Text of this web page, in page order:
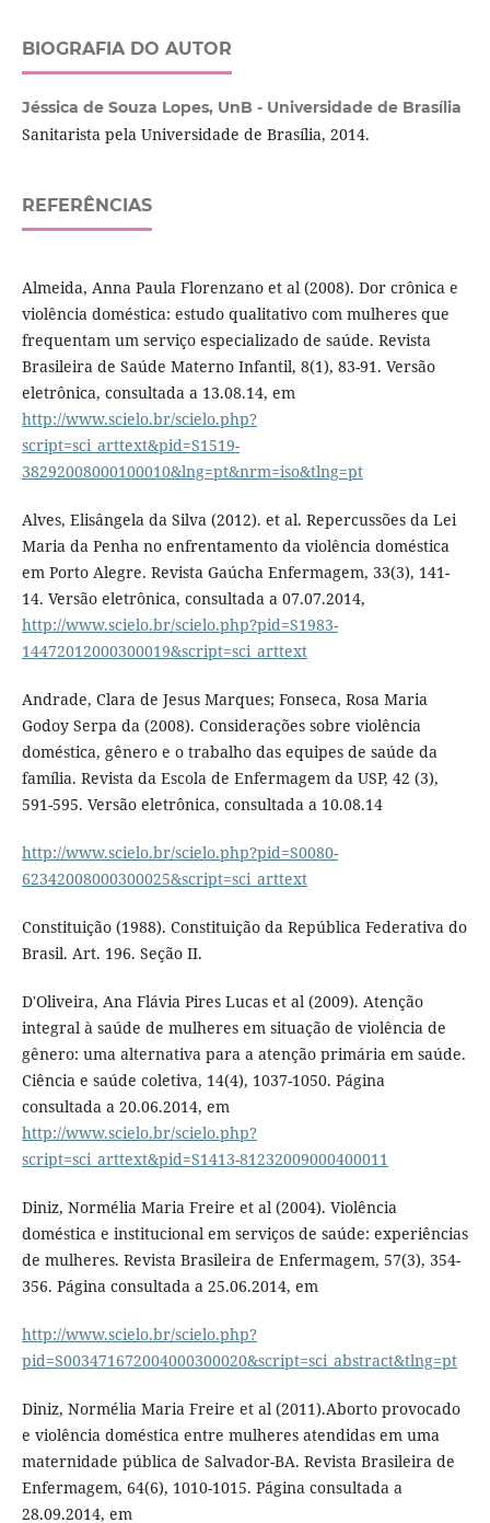
BIOGRAFIA DO AUTOR
Jéssica de Souza Lopes, UnB - Universidade de Brasília
Sanitarista pela Universidade de Brasília, 2014.
REFERÊNCIAS
Almeida, Anna Paula Florenzano et al (2008). Dor crônica e
violência doméstica: estudo qualitativo com mulheres que
frequentam um serviço especializado de saúde. Revista
Brasileira de Saúde Materno Infantil, 8(1), 83-91. Versão
eletrônica, consultada a 13.08.14, em
http://www.scielo.br/scielo.php?
script=sci_arttext&pid=S1519-
38292008000100010&lng=pt&nrm=iso&tlng=pt
Alves, Elisângela da Silva (2012). et al. Repercussões da Lei
Maria da Penha no enfrentamento da violência doméstica
em Porto Alegre. Revista Gaúcha Enfermagem, 33(3), 141-
14. Versão eletrônica, consultada a 07.07.2014,
http://www.scielo.br/scielo.php?pid=S1983-
14472012000300019&script=sci_arttext
Andrade, Clara de Jesus Marques; Fonseca, Rosa Maria
Godoy Serpa da (2008). Considerações sobre violência
doméstica, gênero e o trabalho das equipes de saúde da
família. Revista da Escola de Enfermagem da USP, 42 (3),
591-595. Versão eletrônica, consultada a 10.08.14
http://www.scielo.br/scielo.php?pid=S0080-
62342008000300025&script=sci_arttext
Constituição (1988). Constituição da República Federativa do
Brasil. Art. 196. Seção II.
D'Oliveira, Ana Flávia Pires Lucas et al (2009). Atenção
integral à saúde de mulheres em situação de violência de
gênero: uma alternativa para a atenção primária em saúde.
Ciência e saúde coletiva, 14(4), 1037-1050. Página
consultada a 20.06.2014, em
http://www.scielo.br/scielo.php?
script=sci_arttext&pid=S1413-81232009000400011
Diniz, Normélia Maria Freire et al (2004). Violência
doméstica e institucional em serviços de saúde: experiências
de mulheres. Revista Brasileira de Enfermagem, 57(3), 354-
356. Página consultada a 25.06.2014, em
http://www.scielo.br/scielo.php?
pid=S003471672004000300020&script=sci_abstract&tlng=pt
Diniz, Normélia Maria Freire et al (2011).Aborto provocado
e violência doméstica entre mulheres atendidas em uma
maternidade pública de Salvador-BA. Revista Brasileira de
Enfermagem, 64(6), 1010-1015. Página consultada a
28.09.2014, em